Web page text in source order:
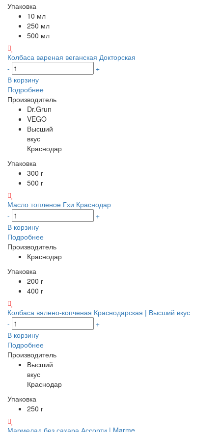
Упаковка
10 мл
250 мл
500 мл
Колбаса вареная веганская Докторская
-
+
В корзину
Подробнее
Производитель
Dr.Grun
VEGO
Высший
вкус
Краснодар
Упаковка
300 г
500 г
Масло топленое Гхи Краснодар
-
+
В корзину
Подробнее
Производитель
Краснодар
Упаковка
200 г
400 г
Колбаса вялено-копченая Краснодарская | Высший вкус
-
+
В корзину
Подробнее
Производитель
Высший
вкус
Краснодар
Упаковка
250 г
Мармелад без сахара Ассорти | Marme